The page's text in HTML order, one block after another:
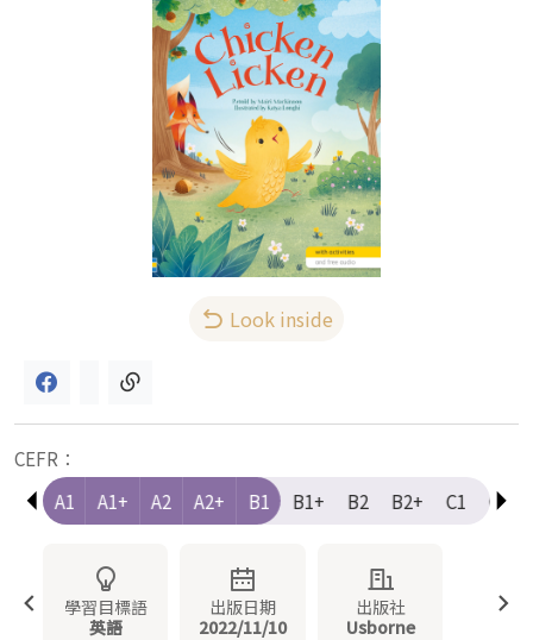
Look inside
CEFR：
A1
A1 A1+ A2 A2+ B1 B1+ B2 B2+ C1 C1+
學習目標語
英語
出版日期
2022/11/10
出版社
Usborne